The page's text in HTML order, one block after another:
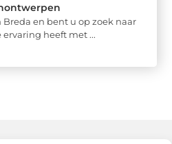
en bent u op zoek naar
heeft met ...